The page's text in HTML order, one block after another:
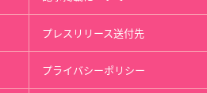
プレスリリース送付先
プライバシーポリシー